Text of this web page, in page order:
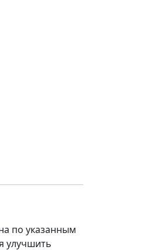
по указанным
улучшить